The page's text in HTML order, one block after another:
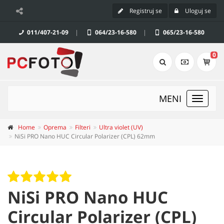
Registruj se Uloguj se
011/407-21-09 | 064/23-16-580 | 065/23-16-580
0
Toggle
MENI
Home Oprema Filteri
Ultra violet (UV)
NiSi PRO Nano HUC Circular Polarizer (CPL) 62mm
NiSi PRO Nano HUC
Circular Polarizer (CPL)